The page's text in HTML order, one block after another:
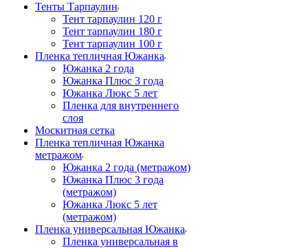
Тенты Тарпаулин
Тент тарпаулин 120 г
Тент тарпаулин 180 г
Тент тарпаулин 100 г
Пленка тепличная Южанка
Южанка 2 года
Южанка Плюс 3 года
Южанка Люкс 5 лет
Пленка для внутреннего
слоя
Москитная сетка
Пленка тепличная Южанка
метражом
Южанка 2 года (метражом)
Южанка Плюс 3 года
(метражом)
Южанка Люкс 5 лет
(метражом)
Пленка универсальная Южанка
Пленка универсальная в